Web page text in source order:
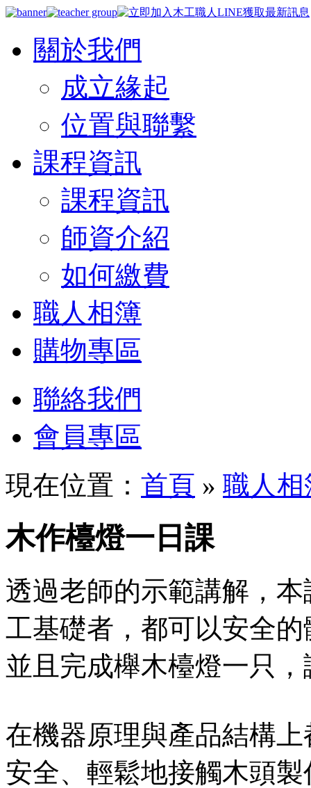
關於我們
成立緣起
位置與聯繫
課程資訊
課程資訊
師資介紹
如何繳費
職人相簿
購物專區
聯絡我們
會員專區
現在位置： 首頁 » 職人相
木作檯燈一日課
透過老師的示範講解，
工基礎者，都可以安全的
並且完成櫸木檯燈一只
在機器原理與產品結構
安全、輕鬆地接觸木頭製